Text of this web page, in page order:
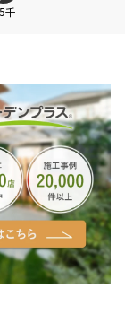
千